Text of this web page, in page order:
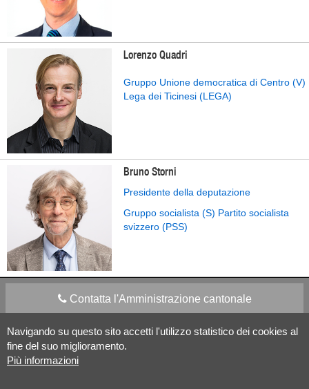
Navigando su questo sito accetti l'utilizzo statistico dei cookies al
fine del suo miglioramento.
Più informazioni
Lorenzo Quadri
Gruppo Unione democratica di Centro (V)
Lega dei Ticinesi (LEGA)
Bruno Storni
Presidente della deputazione
Gruppo socialista (S) Partito socialista
svizzero (PSS)
Contatta l'Amministrazione cantonale
Apps Mobile Social media